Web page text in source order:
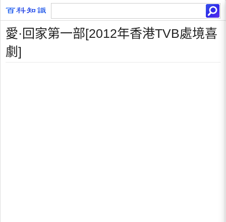
愛·回家第一部[2012年香港TVB處境喜
劇]